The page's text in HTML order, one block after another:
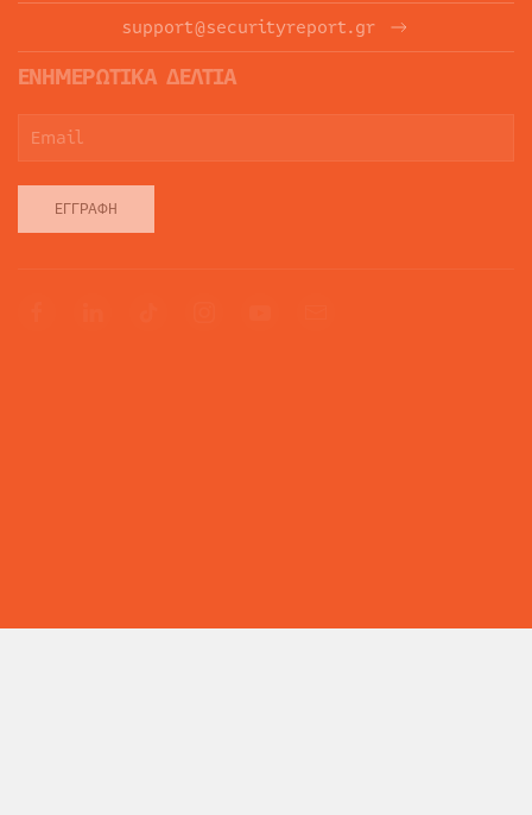
support@securityreport.gr
ΕΝΗΜΕΡΩΤΙΚΑ ΔΕΛΤΙΑ
ΕΓΓΡΑΦΉ